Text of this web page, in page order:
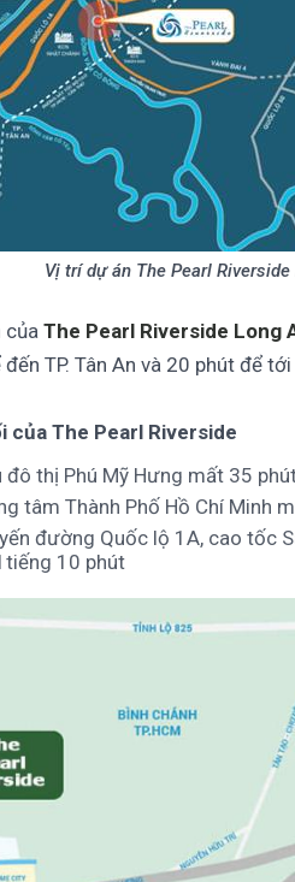
Vị trí dự án The Pearl
củaThe Pearl Riverside Long
TP. Tân An và 20 phút để
của The Pearl Riverside
đô thị Phú Mỹ Hưng mất 35
tâm Thành Phố Hồ Chí Minh
đường Quốc lộ 1A, cao tốc
10 phút